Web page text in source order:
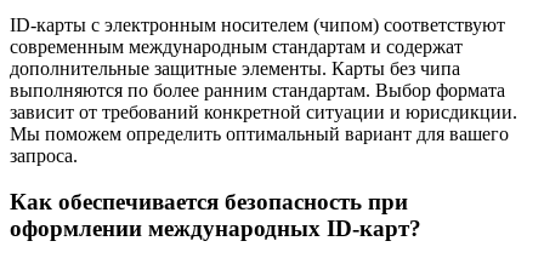
ID-карты с электронным носителем (чипом) соответствуют
современным международным стандартам и содержат
дополнительные защитные элементы. Карты без чипа
выполняются по более ранним стандартам. Выбор формата
зависит от требований конкретной ситуации и юрисдикции.
Мы поможем определить оптимальный вариант для вашего
запроса.
Как обеспечивается безопасность при
оформлении международных ID-карт?